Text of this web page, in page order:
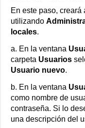
En este paso,
utilizando
locales.
a. En la ventana
carpeta Usuarios
Usuario nuevo.
b. En la ventana
como nombre de
contraseña. Si lo
una descripción del